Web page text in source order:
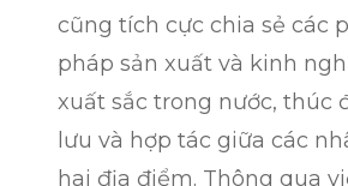
cũng tích cực chia sẻ các
pháp sản xuất và kinh
xuất sắc trong nước, thúc
lưu và hợp tác giữa các
hai địa điểm. Thông qua